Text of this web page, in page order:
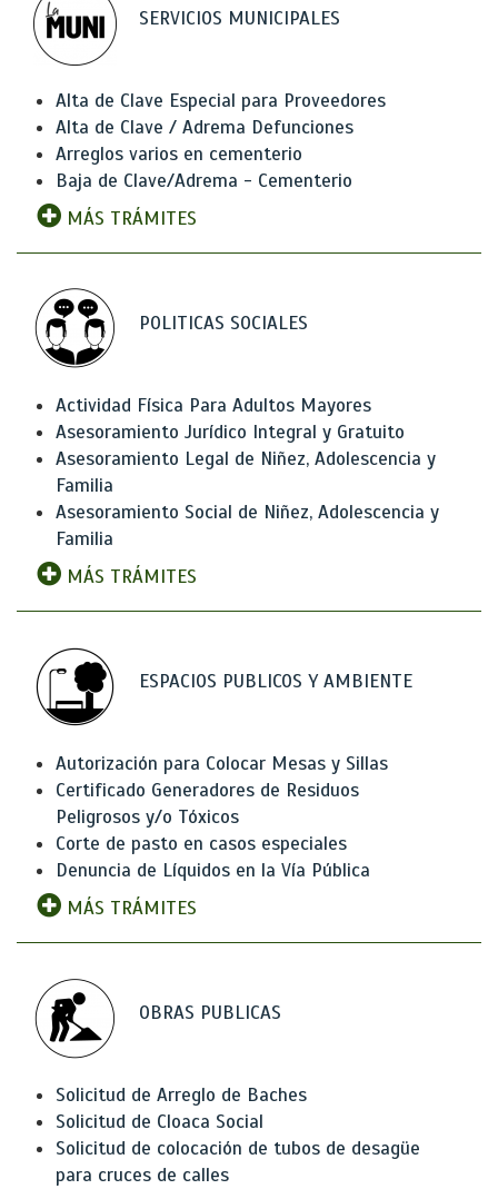
SERVICIOS MUNICIPALES
Alta de Clave Especial para Proveedores
Alta de Clave / Adrema Defunciones
Arreglos varios en cementerio
Baja de Clave/Adrema - Cementerio
MÁS TRÁMITES
POLITICAS SOCIALES
Actividad Física Para Adultos Mayores
Asesoramiento Jurídico Integral y Gratuito
Asesoramiento Legal de Niñez, Adolescencia y
Familia
Asesoramiento Social de Niñez, Adolescencia y
Familia
MÁS TRÁMITES
ESPACIOS PUBLICOS Y AMBIENTE
Autorización para Colocar Mesas y Sillas
Certificado Generadores de Residuos
Peligrosos y/o Tóxicos
Corte de pasto en casos especiales
Denuncia de Líquidos en la Vía Pública
MÁS TRÁMITES
OBRAS PUBLICAS
Solicitud de Arreglo de Baches
Solicitud de Cloaca Social
Solicitud de colocación de tubos de desagüe
para cruces de calles